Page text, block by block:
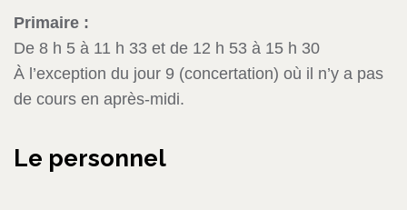
Primaire :
De 8 h 5 à 11 h 33 et de 12 h 53 à 15 h 30
À l’exception du jour 9 (concertation) où il n’y a pas
de cours en après-midi.
Le personnel